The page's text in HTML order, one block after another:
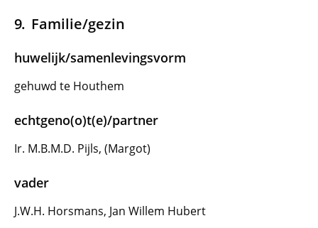
Familie/gezin
huwelijk/samenlevingsvorm
gehuwd te Houthem
echtgeno(o)t(e)/partner
Ir. M.B.M.D. Pijls, (Margot)
vader
J.W.H. Horsmans, Jan Willem Hubert